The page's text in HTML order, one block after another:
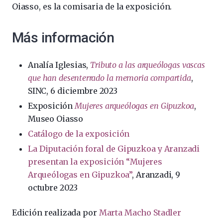
Oiasso, es la comisaria de la exposición.
Más información
Analía Iglesias, Tributo a las arqueólogas vascas
que han desenterrado la memoria compartida,
SINC, 6 diciembre 2023
Exposición Mujeres arqueólogas en Gipuzkoa,
Museo Oiasso
Catálogo de la exposición
La Diputación foral de Gipuzkoa y Aranzadi
presentan la exposición “Mujeres
Arqueólogas en Gipuzkoa”, Aranzadi, 9
octubre 2023
Edición realizada por Marta Macho Stadler